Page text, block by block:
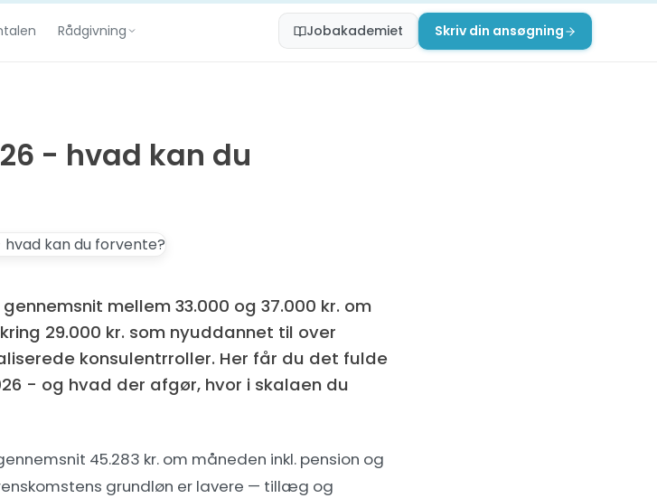
Rådgivning Jobakademiet Skriv din ansøgning
- hvad kan du
mellem 33.000 og 37.000 kr. om
29.000 kr. som nyuddannet til over
konsulentrroller. Her får du det fulde
- og hvad der afgør, hvor i skalaen du
45.283 kr. om måneden inkl. pension og
grundløn er lavere — tillæg og